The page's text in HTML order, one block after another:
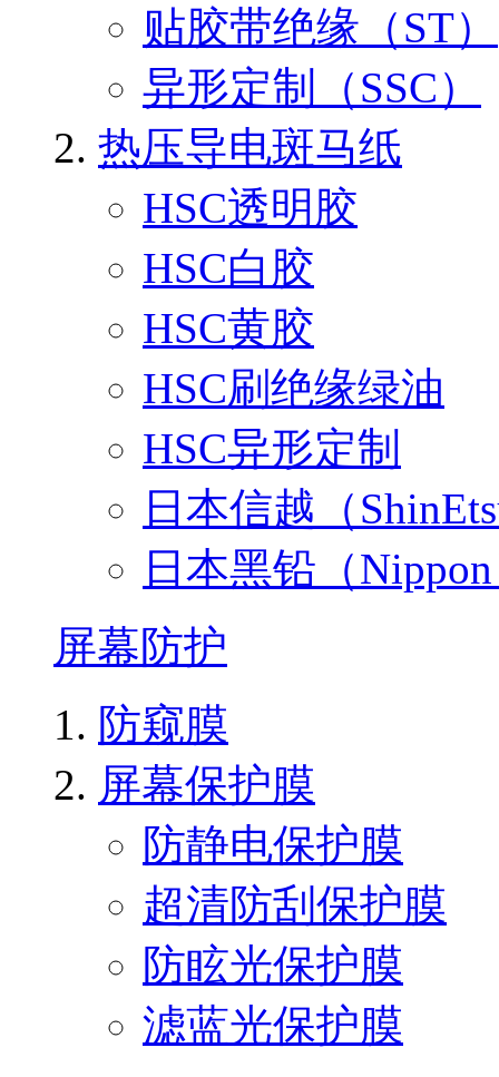
贴胶带绝缘（ST）
异形定制（SSC）
热压导电斑马纸
HSC透明胶
HSC白胶
HSC黄胶
HSC刷绝缘绿油
HSC异形定制
日本信越（
日本黑铅（
屏幕防护
防窥膜
屏幕保护膜
防静电保护膜
超清防刮保护膜
防眩光保护膜
滤蓝光保护膜